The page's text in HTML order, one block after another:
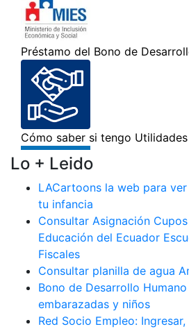
Lo + Leido
LACartoons la web para
tu infancia
Consultar Asignación
Educación del Ecuador
Fiscales
Consultar planilla de agua
Bono de Desarrollo
embarazadas y niños
Red Socio Empleo: